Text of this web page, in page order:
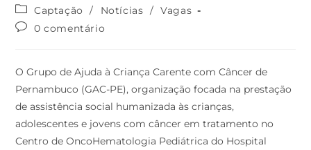
Captação
/ Notícias / Vagas
0 comentário
O Grupo de Ajuda à Criança Carente com Câncer de
Pernambuco (GAC-PE), organização focada na prestação
de assistência social humanizada às crianças,
adolescentes e jovens com câncer em tratamento no
Centro de OncoHematologia Pediátrica do Hospital